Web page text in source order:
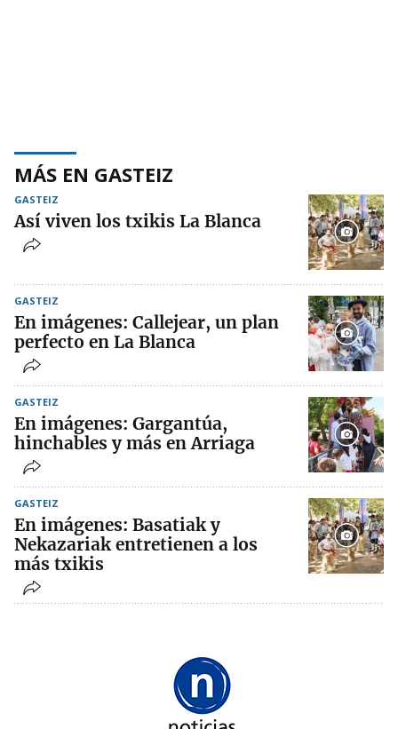
MÁS EN GASTEIZ
GASTEIZ
Así viven los txikis La Blanca
GASTEIZ
En imágenes: Callejear, un plan
perfecto en La Blanca
GASTEIZ
En imágenes: Gargantúa,
hinchables y más en Arriaga
GASTEIZ
En imágenes: Basatiak y
Nekazariak entretienen a los
más txikis